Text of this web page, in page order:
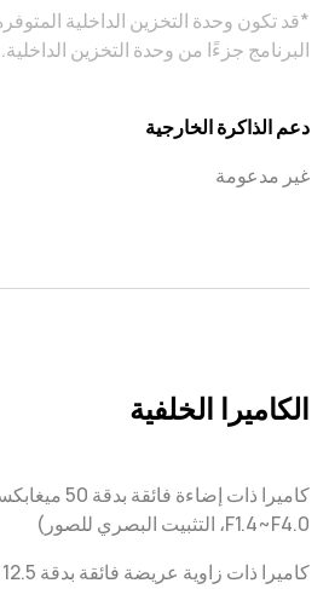
*قد تكون وحدة التخزين الداخلية
البرنامج جزءًا من وحدة التخزين الداخلية.
دعم الذاكرة الخارجية
غير مدعومة
الكاميرا الخلفية
كاميرا ذات
F1.4~F4.0، التثبيت البصري للصور)